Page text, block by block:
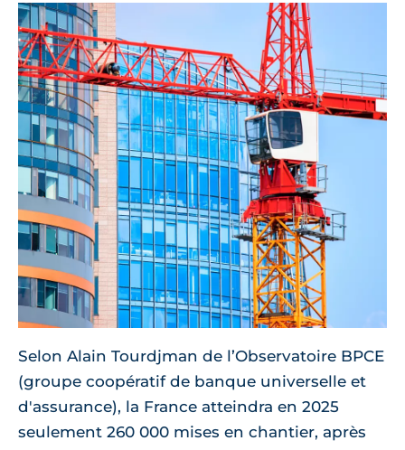
Selon Alain Tourdjman de l’Observatoire BPCE
(groupe coopératif de banque universelle et
d'assurance), la France atteindra en 2025
seulement 260 000 mises en chantier, après